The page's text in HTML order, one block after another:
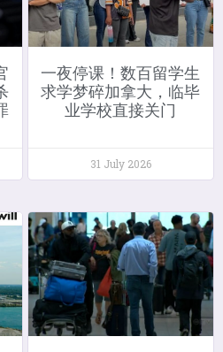
一夜停课！数百留学生
求学梦碎加拿大，临毕
业学校直接关门
31 July 2026